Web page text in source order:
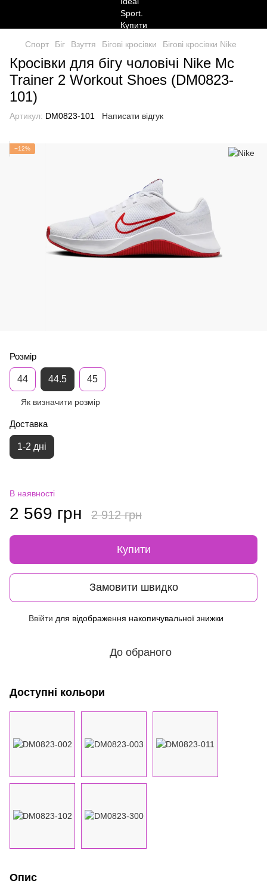
Спорт Біг Взуття Бігові кросівки Бігові кросівки Nike
Кросівки для бігу чоловічі Nike Mc
Trainer 2 Workout Shoes (DM0823-
101)
Артикул: DM0823-101 Написати відгук
−12%
Розмір
44 44.5 45
Як визначити розмір
Доставка
1-2 дні
В наявності
2 569 грн 2 912 грн
Купити
Замовити швидко
Ввійти для відображення накопичувальної знижки
До обраного
Доступні кольори
Опис